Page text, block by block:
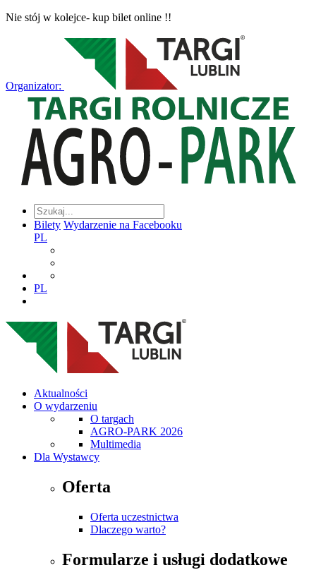
Nie stój w kolejce- kup bilet online !!
Organizator:
Bilety Wydarzenie na Facebooku
PL
PL
Aktualności
O wydarzeniu
O targach
AGRO-PARK 2026
Multimedia
Dla Wystawcy
Oferta
Oferta uczestnictwa
Dlaczego warto?
Formularze i usługi dodatkowe